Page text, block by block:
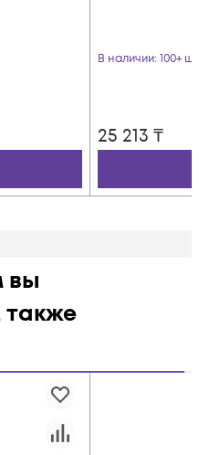
В наличии: 100+ шт
25 213 ₸
вы
также